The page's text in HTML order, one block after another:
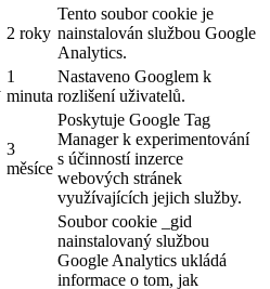
2 roky
Tento soubor cookie je
nainstalován službou Google
Analytics.
1
minuta
Nastaveno Googlem k
rozlišení uživatelů.
3
měsíce
Poskytuje Google Tag
Manager k experimentování
s účinností inzerce
webových stránek
využívajících jejich služby.
Soubor cookie _gid
nainstalovaný službou
Google Analytics ukládá
informace o tom, jak